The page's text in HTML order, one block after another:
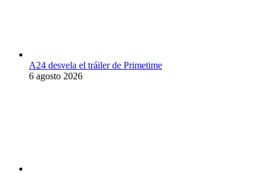
A24 desvela el tráiler de Primetime
6 agosto 2026